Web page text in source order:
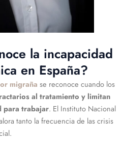
la incapacidad
en España?
migraña se reconoce cuando los
al tratamiento y limitan
para trabajar. El Instituto Nacional
tanto la frecuencia de las crisis